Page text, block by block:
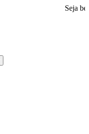
Seja bem vindo